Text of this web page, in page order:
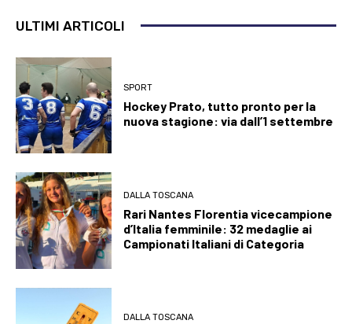
ULTIMI ARTICOLI
SPORT
Hockey Prato, tutto pronto per la
nuova stagione: via dall’1 settembre
DALLA TOSCANA
Rari Nantes Florentia vicecampione
d’Italia femminile: 32 medaglie ai
Campionati Italiani di Categoria
DALLA TOSCANA